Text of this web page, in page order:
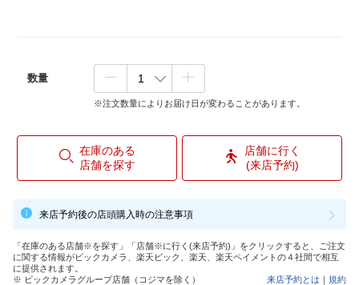
数量
※注文数量によりお届け日が変わることがあります。
在庫のある
店舗を探す
店舗に行く
(来店予約)
来店予約後の店頭購入時の注意事項
「在庫のある店舗※を探す」「店舗※に行く(来店予約)」をクリックすると、ご注文
に関する情報がビックカメラ、楽天ビック、楽天、楽天ペイメントの４社間で相互
に提供されます。
※ ビックカメラグループ店舗（コジマを除く）
来店予約とは ｜ 規約